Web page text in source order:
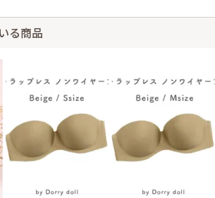
ひざ丈でした。 すごく素敵でした! サイズもピ
ケット風シ
フネックレス
】 (バスト：A75)
結婚式 (友人として)
る商品